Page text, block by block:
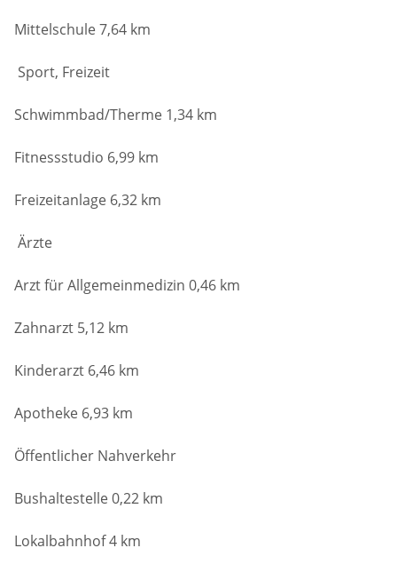
Mittelschule 7,64 km
Sport, Freizeit
Schwimmbad/Therme 1,34 km
Fitnessstudio 6,99 km
Freizeitanlage 6,32 km
Ärzte
Arzt für Allgemeinmedizin 0,46 km
Zahnarzt 5,12 km
Kinderarzt 6,46 km
Apotheke 6,93 km
Öffentlicher Nahverkehr
Bushaltestelle 0,22 km
Lokalbahnhof 4 km